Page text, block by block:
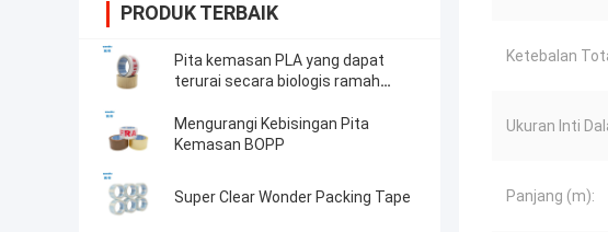
PRODUK TERBAIK
Pita kemasan PLA yang dapat
terurai secara biologis ramah
Mengurangi Kebisingan Pita
Kemasan BOPP
Super Clear Wonder Packing Tape
Ketebalan
Ukuran Inti
Panjang (m):